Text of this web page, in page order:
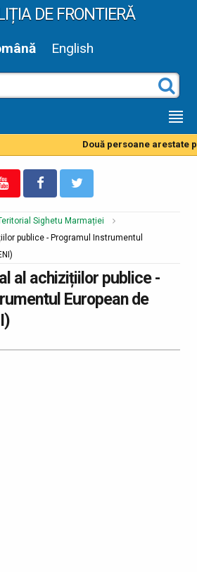
DE FRONTIERĂ
English
Două persoane arestate
Sighetu Marmației
publice - Programul Instrumentul
al achizițiilor publice -
European de